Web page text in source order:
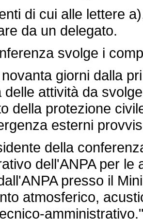
di cui alle lettere
da un delegato.
svolge i
giorni dalla
delle attività da
della protezione
esterni
della
dell'ANPA per le
presso il
atmosferico,